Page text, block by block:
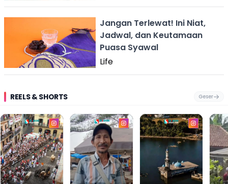
Jangan Terlewat! Ini Niat,
Jadwal, dan Keutamaan
Puasa Syawal
Life
REELS & SHORTS Geser